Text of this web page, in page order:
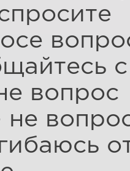
вопрос
не